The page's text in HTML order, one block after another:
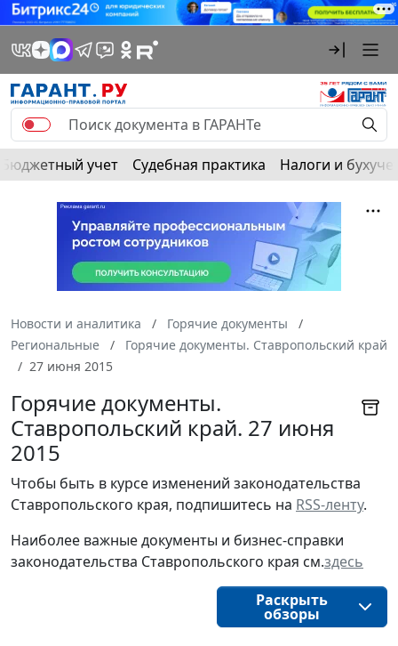
Бюджетный учет Судебная практика Налоги и
Новости и аналитика
Горячие документы
Региональные
Горячие документы. Ставропольский край
27 июня 2015
Горячие документы.
Ставропольский край. 27 июня
2015
Чтобы быть в курсе изменений законодательства
Ставропольского края, подпишитесь на RSS-ленту.
Наиболее важные документы и бизнес-справки
законодательства Ставропольского края см.здесь
Раскрыть
обзоры